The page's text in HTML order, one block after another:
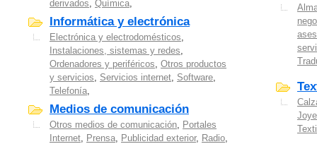
derivados, Química,
Informática y electrónica
Electrónica y electrodomésticos,
Instalaciones, sistemas y redes,
Ordenadores y periféricos, Otros productos
y servicios, Servicios internet, Software,
Telefonía,
Medios de comunicación
Otros medios de comunicación, Portales
Internet, Prensa, Publicidad exterior, Radio,